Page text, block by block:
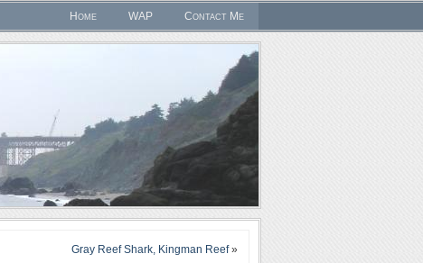
Home WAP Contact Me
Gray Reef Shark, Kingman Reef»